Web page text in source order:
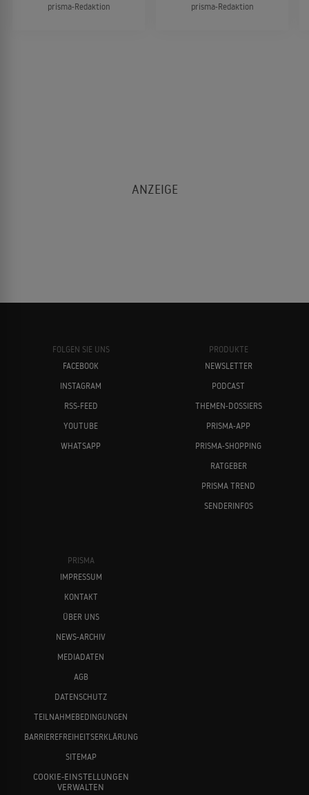
prisma-Redaktion prisma-Redaktion
FOLGEN SIE UNS
FACEBOOK
INSTAGRAM
RSS-FEED
YOUTUBE
WHATSAPP
PRODUKTE
NEWSLETTER
PODCAST
THEMEN-DOSSIERS
PRISMA-APP
PRISMA-SHOPPING
RATGEBER
PRISMA TREND
SENDERINFOS
PRISMA
IMPRESSUM
KONTAKT
ÜBER UNS
NEWS-ARCHIV
MEDIADATEN
AGB
DATENSCHUTZ
TEILNAHMEBEDINGUNGEN
BARRIEREFREIHEITSERKLÄRUNG
SITEMAP
COOKIE-EINSTELLUNGEN
VERWALTEN